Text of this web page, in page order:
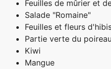
Feuilles de mûrier et
Salade "Romaine"
Feuilles et fleurs
Partie verte du poireau
Kiwi
Mangue